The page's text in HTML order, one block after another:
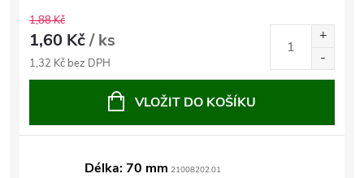
1,88 Kč
1,60 Kč/ ks
1,32 Kč bez DPH
VLOŽIT DO KOŠÍKU
Délka: 70 mm 21008202.01